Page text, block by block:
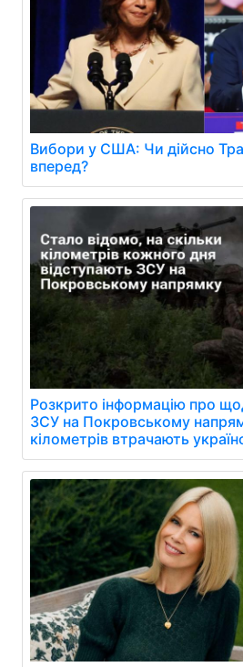
Вибори у США: Чи дійсно
вперед?
Розкрито інформацію про
ЗСУ на Покровському
кілометрів втрачають